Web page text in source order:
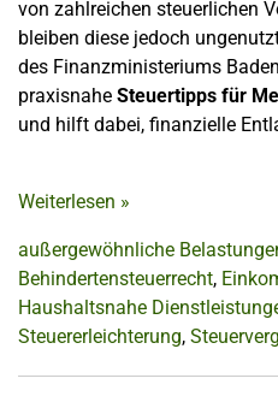
von zahlreichen steuerlichen
bleiben diese jedoch
des Finanzministeriums
praxisnahe Steuertipps für
und hilft dabei, finanzielle
Weiterlesen »
außergewöhnliche
Behindertensteuerrecht,
Haushaltsnahe
Steuererleichterung,